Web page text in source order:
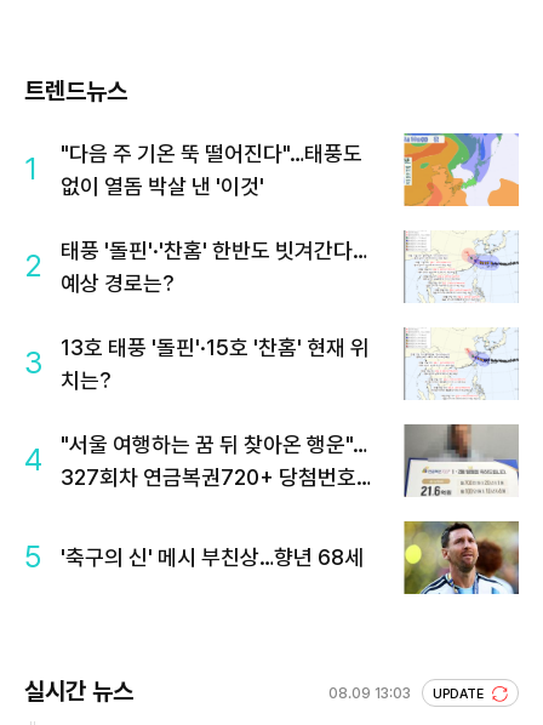
트렌드뉴스
1
"다음 주 기온 뚝 떨어진다"…태풍도
없이 열돔 박살 낸 '이것'
2
태풍 '돌핀'·'찬홈' 한반도 빗겨간다…
예상 경로는?
3
13호 태풍 '돌핀'·15호 '찬홈' 현재 위
치는?
4
"서울 여행하는 꿈 뒤 찾아온 행운"…
327회차 연금복권720+ 당첨번호조
5 '축구의 신' 메시 부친상…향년 68세
실시간 뉴스 08.09 13:03 UPDATE